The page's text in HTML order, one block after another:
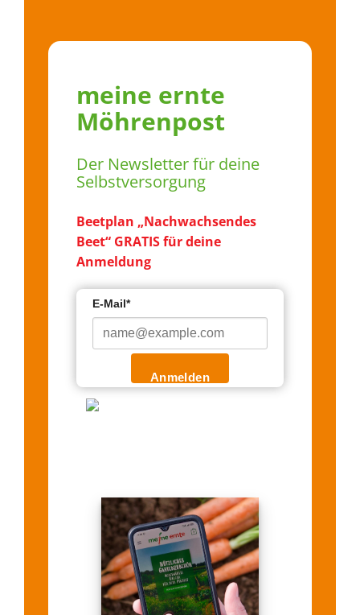
meine ernte
Möhrenpost
Der Newsletter für deine
Selbstversorgung
Beetplan „Nachwachsendes
Beet“ GRATIS für deine
Anmeldung
E-Mail*
Anmelden